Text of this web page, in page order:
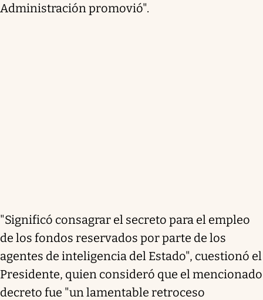
Administración promovió".
"Significó consagrar el secreto para el empleo
de los fondos reservados por parte de los
agentes de inteligencia del Estado", cuestionó el
Presidente, quien consideró que el mencionado
decreto fue "un lamentable retroceso